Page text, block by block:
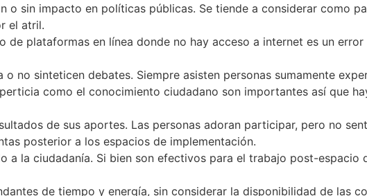
o sin impacto en políticas públicas. Se tiende a considerar como
el atril.
plataformas en línea donde no hay acceso a internet es un
no sinteticen debates. Siempre asisten personas sumamente
como el conocimiento ciudadano son importantes así que
de sus aportes. Las personas adoran participar, pero no
posterior a los espacios de implementación.
a la ciudadanía. Si bien son efectivos para el trabajo post-
de tiempo y energía, sin considerar la disponibilidad de las